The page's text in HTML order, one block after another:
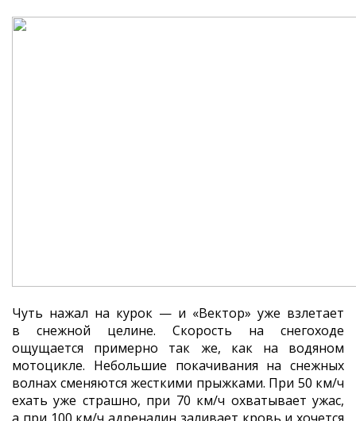
Чуть нажал на курок — и «Вектор» уже взлетает
в снежной целине. Скорость на снегоходе
ощущается примерно так же, как на водяном
мотоцикле. Небольшие покачивания на снежных
волнах сменяются жесткими прыжками. При 50 км/ч
ехать уже страшно, при 70 км/ч охватывает ужас,